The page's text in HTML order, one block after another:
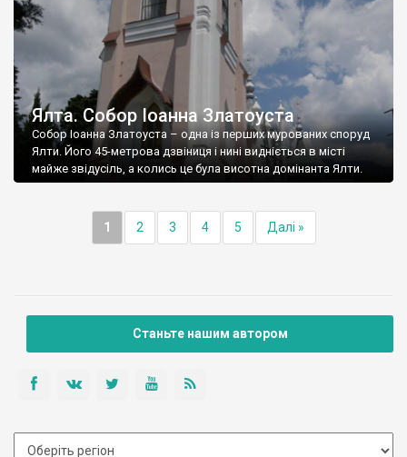
Ялта. Собор Іоанна Златоуста
Собор Іоанна Златоуста – одна із перших мурованих споруд
Ялти. Його 45-метрова дзвіниця і нині видніється в місті
майже звідусіль, а колись це була висотна домінанта Ялти.
1 2 3 4 5 Далі »
Станьте нашим автором